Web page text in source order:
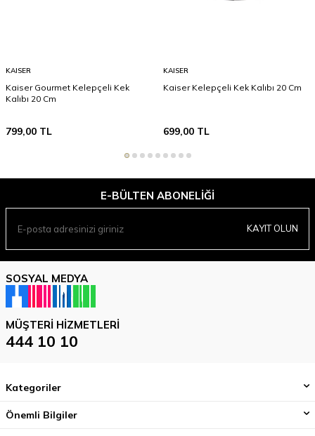
KAISER
Kaiser Gourmet Kelepçeli Kek
Kalıbı 20 Cm
799,00 TL
KAISER
Kaiser Kelepçeli Kek Kalıbı 20 Cm
699,00TL
E-BÜLTEN ABONELIĞI
KAYIT OLUN
SOSYAL MEDYA
MÜŞTERI HIZMETLERI
444 10 10
Kategoriler
Önemli Bilgiler